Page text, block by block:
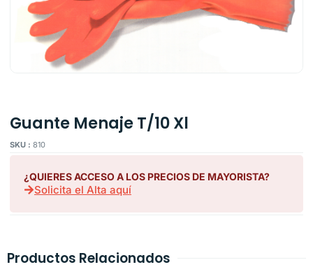
Guante Menaje T/10 Xl
SKU : 810
¿QUIERES ACCESO A LOS PRECIOS DE MAYORISTA?
Solicita el Alta aquí
Productos Relacionados